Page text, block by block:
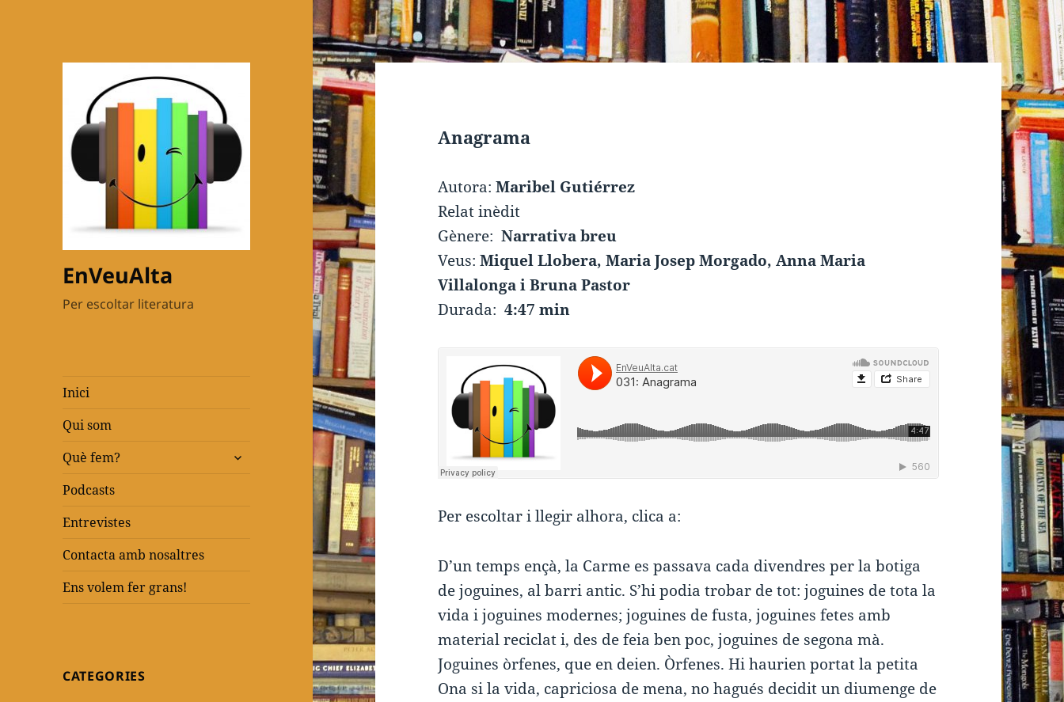
EnVeuAlta
Per escoltar literatura
Inici
Qui som
Què fem?
amplia
Podcasts
Entrevistes
Contacta amb nosaltres
Ens volem fer grans!
CATEGORIES
Anagrama
Autora:Maribel Gutiérrez
Relat inèdit
Gènere:Narrativa breu
Veus:Miquel Llobera, Maria Josep Morgado, Anna Maria
Villalonga i Bruna Pastor
Durada:4:47 min
Per escoltar i llegir alhora, clica a:
D’un temps ençà, la Carme es passava cada divendres per la botiga
de joguines, al barri antic. S’hi podia trobar de tot: joguines de tota la
vida i joguines modernes; joguines de fusta, joguines fetes amb
material reciclat i, des de feia ben poc, joguines de segona mà.
Joguines òrfenes, que en deien. Òrfenes. Hi haurien portat la petita
Ona si la vida, capriciosa de mena, no hagués decidit un diumenge de